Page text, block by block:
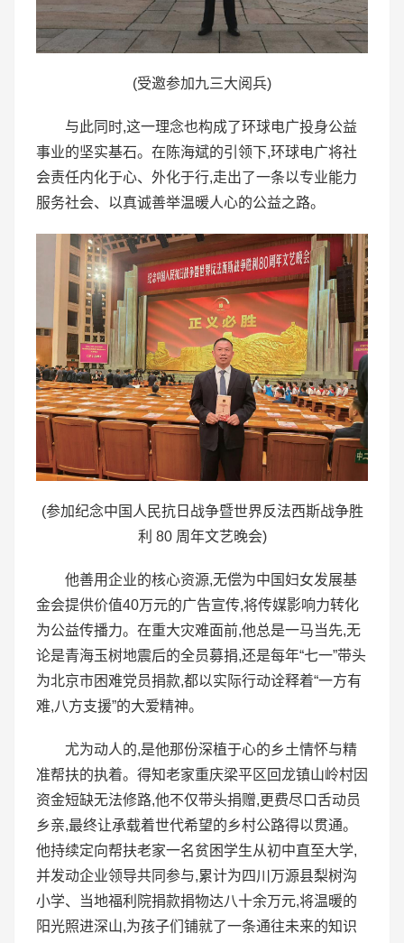
(受邀参加九三大阅兵)
与此同时,这一理念也构成了环球电广投身公益
事业的坚实基石。在陈海斌的引领下,环球电广将社
会责任内化于心、外化于行,走出了一条以专业能力
服务社会、以真诚善举温暖人心的公益之路。
(参加纪念中国人民抗日战争暨世界反法西斯战争胜
利 80 周年文艺晚会)
他善用企业的核心资源,无偿为中国妇女发展基
金会提供价值40万元的广告宣传,将传媒影响力转化
为公益传播力。在重大灾难面前,他总是一马当先,无
论是青海玉树地震后的全员募捐,还是每年“七一”带头
为北京市困难党员捐款,都以实际行动诠释着“一方有
难,八方支援”的大爱精神。
尤为动人的,是他那份深植于心的乡土情怀与精
准帮扶的执着。得知老家重庆梁平区回龙镇山岭村因
资金短缺无法修路,他不仅带头捐赠,更费尽口舌动员
乡亲,最终让承载着世代希望的乡村公路得以贯通。
他持续定向帮扶老家一名贫困学生从初中直至大学,
并发动企业领导共同参与,累计为四川万源县梨树沟
小学、当地福利院捐款捐物达八十余万元,将温暖的
阳光照进深山,为孩子们铺就了一条通往未来的知识